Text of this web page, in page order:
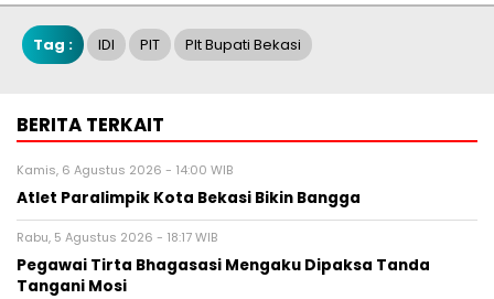
Tag : IDI PIT Plt Bupati Bekasi
BERITA TERKAIT
Kamis, 6 Agustus 2026 - 14:00 WIB
Atlet Paralimpik Kota Bekasi Bikin Bangga
Rabu, 5 Agustus 2026 - 18:17 WIB
Pegawai Tirta Bhagasasi Mengaku Dipaksa Tanda
Tangani Mosi